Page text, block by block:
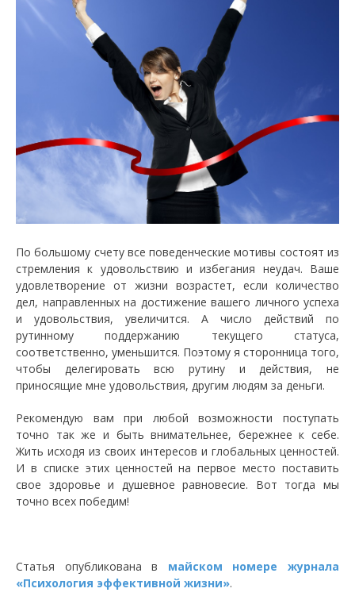
По большому счету все поведенческие мотивы состоят из
стремления к удовольствию и избегания неудач. Ваше
удовлетворение от жизни возрастет, если количество
дел, направленных на достижение вашего личного успеха
и удовольствия, увеличится. А число действий по
рутинному поддержанию текущего статуса,
соответственно, уменьшится. Поэтому я сторонница того,
чтобы делегировать всю рутину и действия, не
приносящие мне удовольствия, другим людям за деньги.
Рекомендую вам при любой возможности поступать
точно так же и быть внимательнее, бережнее к себе.
Жить исходя из своих интересов и глобальных ценностей.
И в списке этих ценностей на первое место поставить
свое здоровье и душевное равновесие. Вот тогда мы
точно всех победим!
Статья опубликована в майском номере журнала
«Психология эффективной жизни».